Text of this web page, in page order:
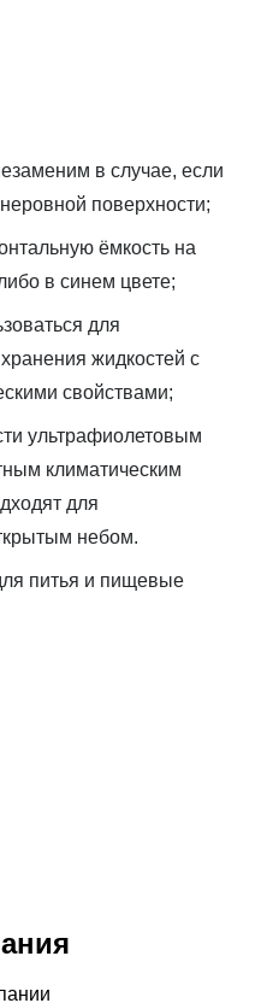
в случае, если
поверхности;
ёмкость на
в синем цвете;
для
жидкостей с
свойствами;
ультрафиолетовым
климатическим
для
небом.
питья и пищевые